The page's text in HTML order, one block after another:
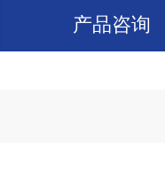
产品咨询